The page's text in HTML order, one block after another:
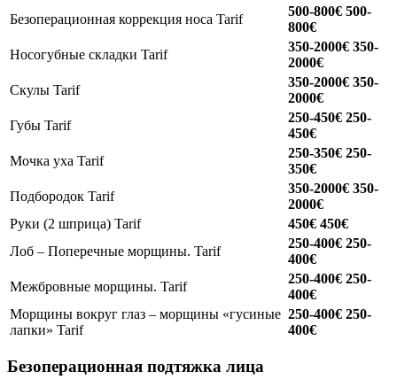
Безоперационная коррекция носа Tarif
500-800€ 500-
800€
Носогубные складки Tarif
350-2000€ 350-
2000€
Скулы Tarif
350-2000€ 350-
2000€
Губы Tarif
250-450€ 250-
450€
Мочка уха Tarif
250-350€ 250-
350€
Подбородок Tarif
350-2000€ 350-
2000€
Руки (2 шприца) Tarif 450€ 450€
Лоб – Поперечные морщины. Tarif
250-400€ 250-
400€
Межбровные морщины. Tarif
250-400€ 250-
400€
Морщины вокруг глаз – морщины «гусиные
лапки» Tarif
250-400€ 250-
400€
Безоперационная подтяжка лица